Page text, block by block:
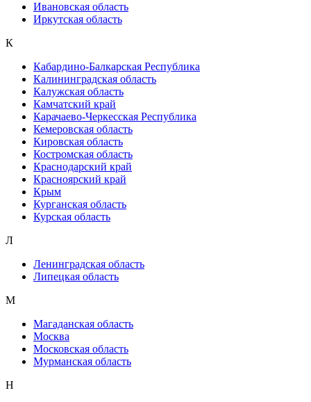
Ивановская область
Иркутская область
К
Кабардино-Балкарская Республика
Калининградская область
Калужская область
Камчатский край
Карачаево-Черкесская Республика
Кемеровская область
Кировская область
Костромская область
Краснодарский край
Красноярский край
Крым
Курганская область
Курская область
Л
Ленинградская область
Липецкая область
М
Магаданская область
Москва
Московская область
Мурманская область
Н